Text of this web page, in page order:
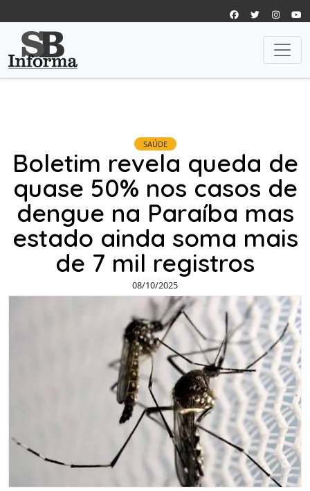
SAÚDE
Boletim revela queda de
quase 50% nos casos de
dengue na Paraíba mas
estado ainda soma mais
de 7 mil registros
08/10/2025